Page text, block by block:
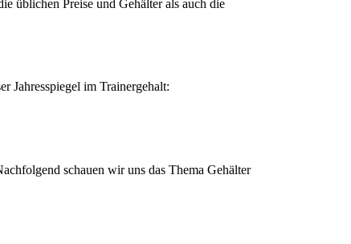
üblichen Preise und Gehälter als auch die
Jahresspiegel im Trainergehalt:
schauen wir uns das Thema Gehälter